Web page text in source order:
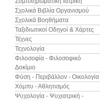
Σχολικά Βιβλία Οργανισμού
Σχολικά Βοηθήματα
Ταξιδιωτικοί Οδηγοί & Χάρτες
Τέχνες
Τεχνολογία
Φιλοσοφία - Φιλοσοφικό
Δοκίμιο
Φύση - Περιβάλλον - Οικολογία
Χόμπυ - Αθλητισμός
Ψυχολογία - Ψυχιατρική -